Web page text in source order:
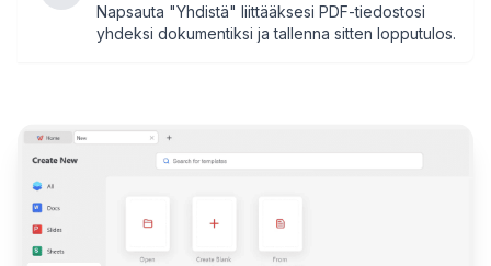
Napsauta "Yhdistä" liittääksesi PDF-tiedostosi
yhdeksi dokumentiksi ja tallenna sitten lopputulos.